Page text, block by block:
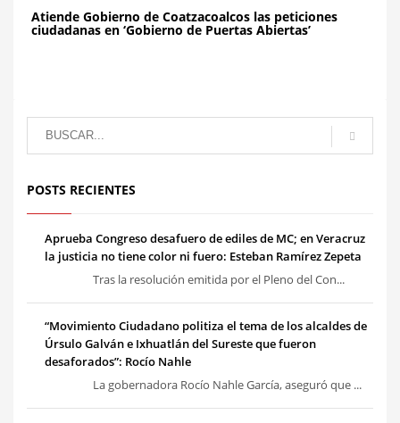
Atiende Gobierno de Coatzacoalcos las peticiones
ciudadanas en ‘Gobierno de Puertas Abiertas’
POSTS RECIENTES
Aprueba Congreso desafuero de ediles de MC; en Veracruz
la justicia no tiene color ni fuero: Esteban Ramírez Zepeta
Tras la resolución emitida por el Pleno del Con...
“Movimiento Ciudadano politiza el tema de los alcaldes de
Úrsulo Galván e Ixhuatlán del Sureste que fueron
desaforados”: Rocío Nahle
La gobernadora Rocío Nahle García, aseguró que ...